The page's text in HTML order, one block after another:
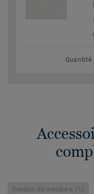
Quantité
Cordon de soudure (1)